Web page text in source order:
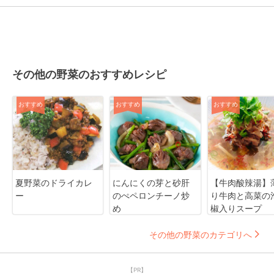
その他の野菜のおすすめレシピ
おすすめ
夏野菜のドライカレ
ー
おすすめ
にんにくの芽と砂肝
のぺペロンチーノ炒
め
おすすめ
【牛肉酸辣湯】
り牛肉と高菜の
椒入りスープ
その他の野菜のカテゴリへ
【PR】